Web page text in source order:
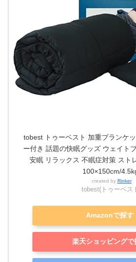
tobest トゥーベスト 加重ブランケ
ー付き 話題の快眠グッズ ウェイト
安眠 リラックス 不眠症対策 スト
100×150cm/
created by Rinker
tobest(トゥーベス
Amazonで探す
楽天ショッピングで